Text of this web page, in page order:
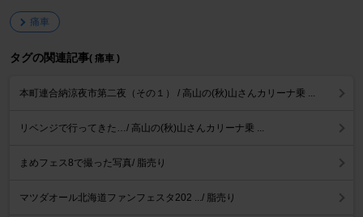
痛車
タグの関連記事( 痛車 )
本町連合納涼夜市第二夜（その１） / 高山の(秋)山さんカリーナ乗 ...
リベンジで行ってきた…/ 高山の(秋)山さんカリーナ乗 ...
まめフェス8で撮った写真/ 脂売り
マツダオール北海道ファンフェスタ202 .../ 脂売り